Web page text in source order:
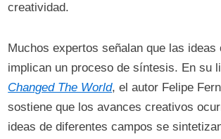
creatividad.
Muchos expertos señalan que las ideas
implican un proceso de síntesis. En su
Changed The World, el autor Felipe
sostiene que los avances creativos
ideas de diferentes campos se